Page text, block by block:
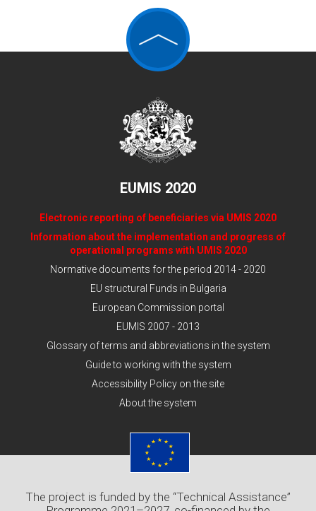
EUMIS 2020
Electronic reporting of beneficiaries via UMIS 2020
Information about the implementation and progress of
operational programs with UMIS 2020
Normative documents for the period 2014 - 2020
EU structural Funds in Bulgaria
European Commission portal
EUMIS 2007 - 2013
Glossary of terms and abbreviations in the system
Guide to working with the system
Accessibility Policy on the site
About the system
The project is funded by the “Technical Assistance”